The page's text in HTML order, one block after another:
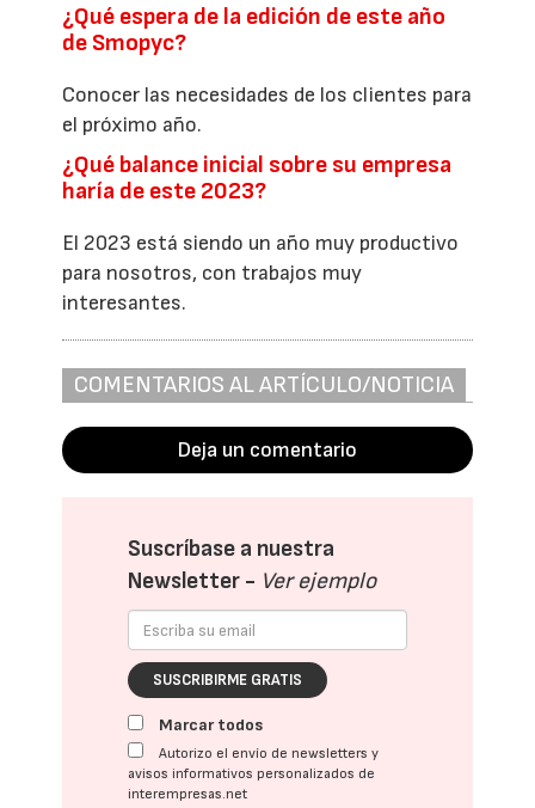
¿Qué espera de la edición de este año
de Smopyc?
Conocer las necesidades de los clientes para
el próximo año.
¿Qué balance inicial sobre su empresa
haría de este 2023?
El 2023 está siendo un año muy productivo
para nosotros, con trabajos muy
interesantes.
COMENTARIOS AL ARTÍCULO/NOTICIA
Deja un comentario
Suscríbase a nuestra
Newsletter - Ver ejemplo
SUSCRIBIRME GRATIS
Marcar todos
Autorizo el envío de newsletters y
avisos informativos personalizados de
interempresas.net